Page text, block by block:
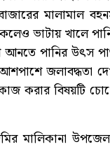
মালামাল
ভাটায় খালে
পানির উৎস
জলাবদ্ধতা
করার বিষয়টি
উপজেলা